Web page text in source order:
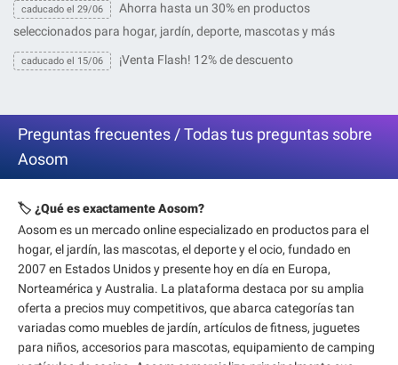
caducado el 29/06
Ahorra hasta un 30% en productos
seleccionados para hogar, jardín, deporte, mascotas y más
caducado el 15/06 ¡Venta Flash! 12% de descuento
Preguntas frecuentes / Todas tus preguntas sobre
Aosom
🏷️ ¿Qué es exactamente Aosom?
Aosom es un mercado online especializado en productos para el
hogar, el jardín, las mascotas, el deporte y el ocio, fundado en
2007 en Estados Unidos y presente hoy en día en Europa,
Norteamérica y Australia. La plataforma destaca por su amplia
oferta a precios muy competitivos, que abarca categorías tan
variadas como muebles de jardín, artículos de fitness, juguetes
para niños, accesorios para mascotas, equipamiento de camping